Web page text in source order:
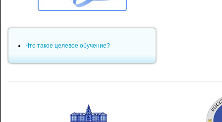
Что такое целевое обучение?